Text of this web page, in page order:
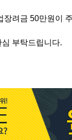
장려금 50만원이
부탁드립니다.